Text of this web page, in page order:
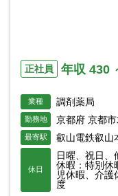
正社員 年収 430
業種 調剤薬局
勤務地 京都府 京都
最寄駅 叡山電鉄叡山
休日
日曜、祝日、
休暇：特別休
児休暇、介護
度